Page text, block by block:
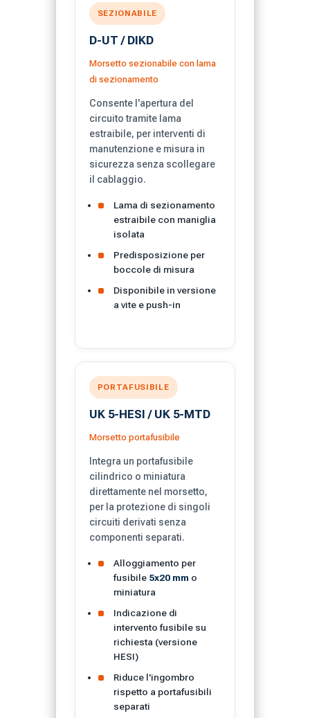
SEZIONABILE
D-UT / DIKD
Morsetto sezionabile con lama
di sezionamento
Consente l'apertura del
circuito tramite lama
estraibile, per interventi di
manutenzione e misura in
sicurezza senza scollegare
il cablaggio.
Lama di sezionamento
estraibile con maniglia
isolata
Predisposizione per
boccole di misura
Disponibile in versione
a vite e push-in
PORTAFUSIBILE
UK 5-HESI / UK 5-MTD
Morsetto portafusibile
Integra un portafusibile
cilindrico o miniatura
direttamente nel morsetto,
per la protezione di singoli
circuiti derivati senza
componenti separati.
Alloggiamento per
fusibile 5x20 mm o
miniatura
Indicazione di
intervento fusibile su
richiesta (versione
HESI)
Riduce l'ingombro
rispetto a portafusibili
separati